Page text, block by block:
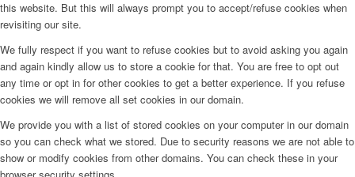
this website. But this will always prompt you to accept/refuse cookies when
revisiting our site.
We fully respect if you want to refuse cookies but to avoid asking you again
and again kindly allow us to store a cookie for that. You are free to opt out
any time or opt in for other cookies to get a better experience. If you refuse
cookies we will remove all set cookies in our domain.
We provide you with a list of stored cookies on your computer in our domain
so you can check what we stored. Due to security reasons we are not able to
show or modify cookies from other domains. You can check these in your